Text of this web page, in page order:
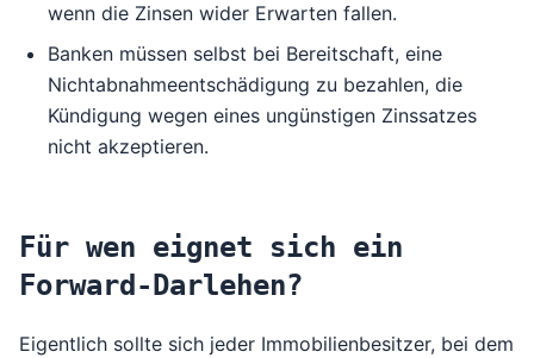
wenn die Zinsen wider Erwarten fallen.
Banken müssen selbst bei Bereitschaft, eine
Nichtabnahmeentschädigung zu bezahlen, die
Kündigung wegen eines ungünstigen Zinssatzes
nicht akzeptieren.
Für wen eignet sich ein
Forward-Darlehen?
Eigentlich sollte sich jeder Immobilienbesitzer, bei dem